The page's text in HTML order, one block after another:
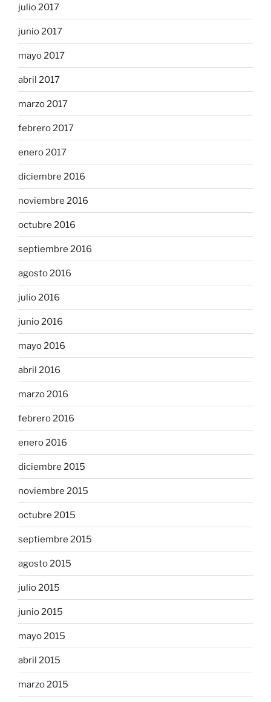
julio 2017
junio 2017
mayo 2017
abril 2017
marzo 2017
febrero 2017
enero 2017
diciembre 2016
noviembre 2016
octubre 2016
septiembre 2016
agosto 2016
julio 2016
junio 2016
mayo 2016
abril 2016
marzo 2016
febrero 2016
enero 2016
diciembre 2015
noviembre 2015
octubre 2015
septiembre 2015
agosto 2015
julio 2015
junio 2015
mayo 2015
abril 2015
marzo 2015